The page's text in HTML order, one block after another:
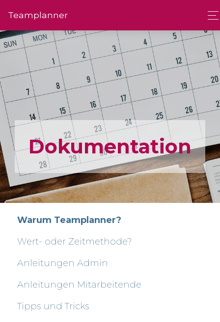
Team­planner
Dokumen­tation
Warum Teamplanner?
Wert- oder Zeitmethode?
Anleitungen Admin
Anleitungen Mitarbeitende
Tipps und Tricks